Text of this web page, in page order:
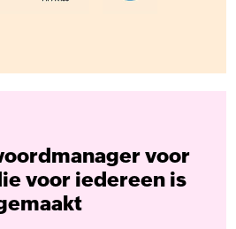
voor
voor iedereen is